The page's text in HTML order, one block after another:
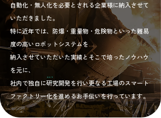
自動化・無人化を必要とされる企業様に納入させて
いただきました。
特に近年では、防爆・重量物・危険物といった難易
度の高いロボットシステムを
納入させていただいた実績とそこで培ったノウハウ
を元に、
社内で独自に研究開発を行い更なる工場のスマート
ファクトリー化を進めるお手伝いを行っています。